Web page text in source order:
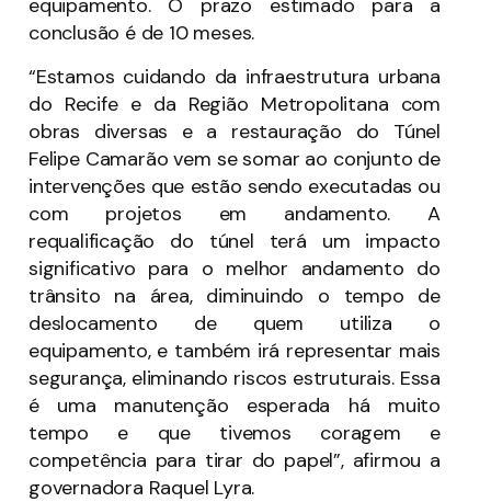
equipamento. O prazo estimado para a
conclusão é de 10 meses.
“Estamos cuidando da infraestrutura urbana
do Recife e da Região Metropolitana com
obras diversas e a restauração do Túnel
Felipe Camarão vem se somar ao conjunto de
intervenções que estão sendo executadas ou
com projetos em andamento. A
requalificação do túnel terá um impacto
significativo para o melhor andamento do
trânsito na área, diminuindo o tempo de
deslocamento de quem utiliza o
equipamento, e também irá representar mais
segurança, eliminando riscos estruturais. Essa
é uma manutenção esperada há muito
tempo e que tivemos coragem e
competência para tirar do papel”, afirmou a
governadora Raquel Lyra.